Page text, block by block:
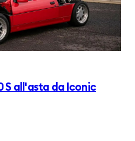
S all'asta da Iconic